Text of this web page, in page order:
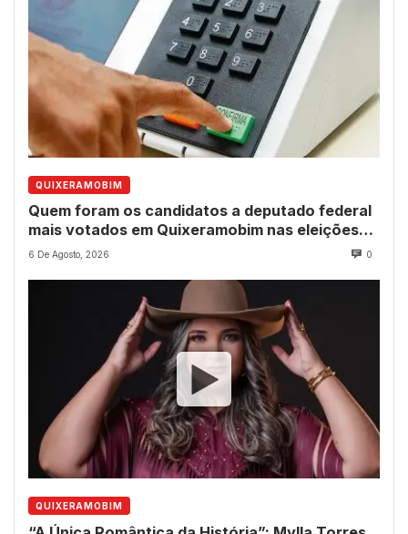
QUIXERAMOBIM
Quem foram os candidatos a deputado federal
mais votados em Quixeramobim nas eleições
de 2022?
6 De Agosto, 2026 0
QUIXERAMOBIM